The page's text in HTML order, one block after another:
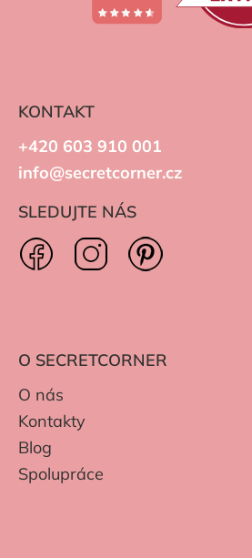
KONTAKT
+420 603 910 001
info@secretcorner.cz
SLEDUJTE NÁS
O SECRETCORNER
O nás
Kontakty
Blog
Spolupráce